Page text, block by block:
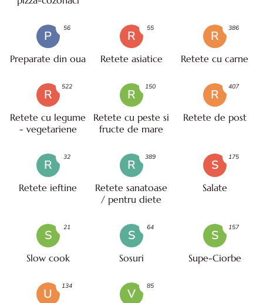
P
Preparate din oua
56
R
Retete asiatice
55
R
Retete cu carne
386
R
Retete cu legume
- vegetariene
522
R
Retete cu peste si
fructe de mare
150
R
Retete de post
407
R
Retete ieftine
32
R
Retete sanatoase
/ pentru diete
389
S
Salate
175
S
Slow cook
21
S
Sosuri
64
S
Supe-Ciorbe
157
U
134
V
85